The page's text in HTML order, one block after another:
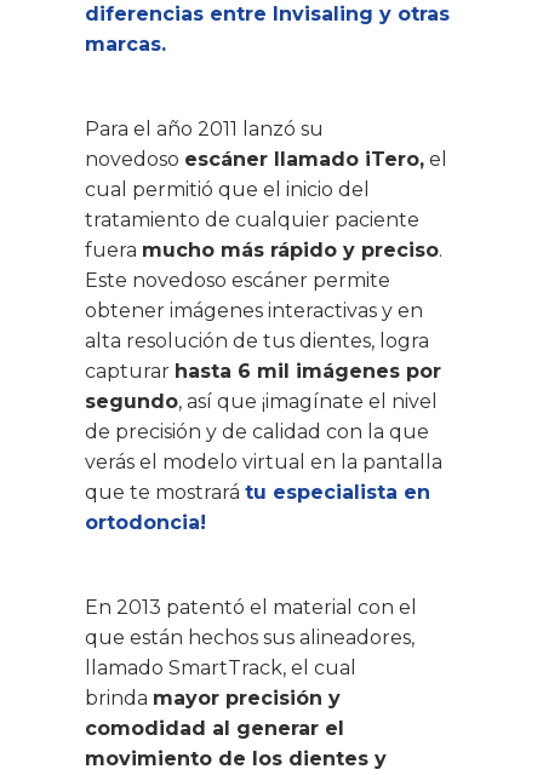
diferencias entre Invisaling y otras
marcas.
Para el año 2011 lanzó su
novedoso escáner llamado iTero, el
cual permitió que el inicio del
tratamiento de cualquier paciente
fuera mucho más rápido y preciso.
Este novedoso escáner permite
obtener imágenes interactivas y en
alta resolución de tus dientes, logra
capturar hasta 6 mil imágenes por
segundo, así que ¡imagínate el nivel
de precisión y de calidad con la que
verás el modelo virtual en la pantalla
que te mostrará tu especialista en
ortodoncia!
En 2013 patentó el material con el
que están hechos sus alineadores,
llamado SmartTrack, el cual
brinda mayor precisión y
comodidad al generar el
movimiento de los dientes y